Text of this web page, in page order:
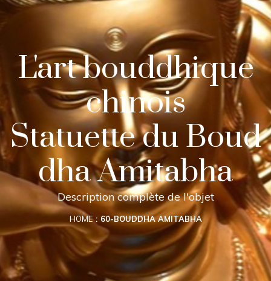
L'art bouddhique
chinois
Statuette du Boud
dha Amitabha
Description complète de l'objet
HOME 60-BOUDDHA AMITABHA